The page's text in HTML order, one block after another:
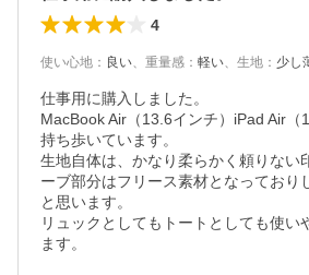
4
使い心地 ： 良い、 重量感 ： 軽い、 生地 ： 少し
仕事用に購入しました。
MacBook Air（13.6インチ）iPad Air（
持ち歩いています。
生地自体は、かなり柔らかく頼りない
ーブ部分はフリース素材となっており
と思います。
リュックとしてもトートとしても使い
ます。